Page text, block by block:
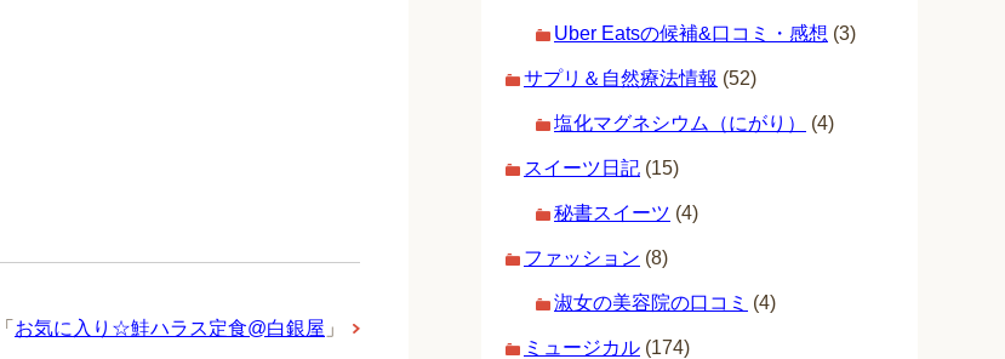
「 お気に入り☆鮭ハラス定食@白銀屋 」
Uber Eatsの候補&口コミ・感想 (3)
サプリ＆自然療法情報 (52)
塩化マグネシウム（にがり） (4)
スイーツ日記 (15)
秘書スイーツ (4)
ファッション (8)
淑女の美容院の口コミ (4)
ミュージカル (174)